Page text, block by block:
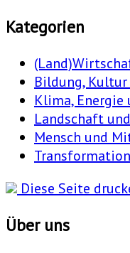
Kategorien
Bildung,
Klima,
Landschaft
Mensch und
Transformation
Diese Seite
Über uns